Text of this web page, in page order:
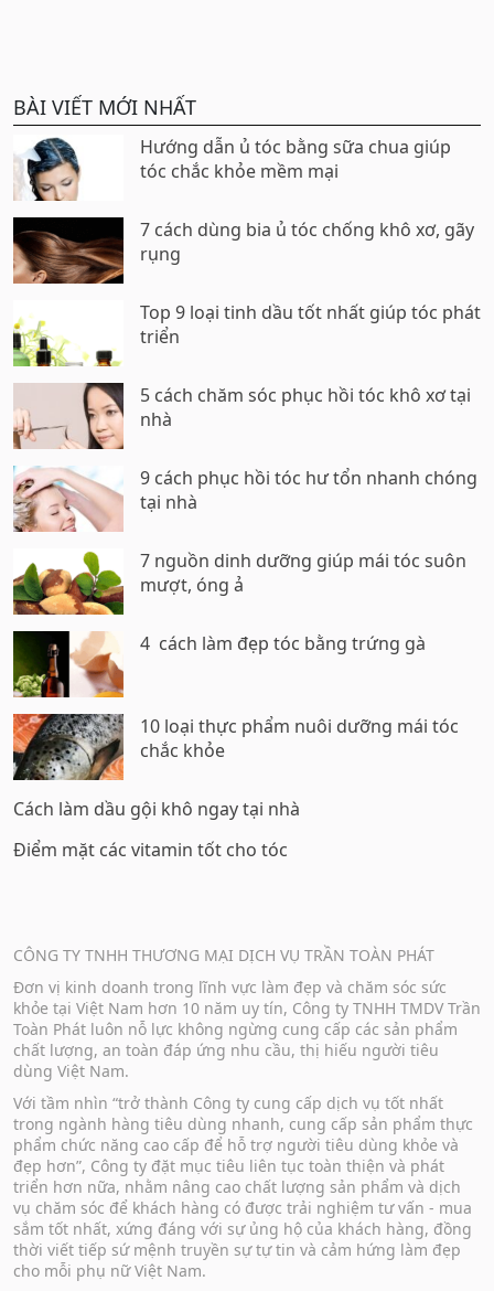
BÀI VIẾT MỚI NHẤT
Hướng dẫn ủ tóc bằng sữa chua giúp
tóc chắc khỏe mềm mại
7 cách dùng bia ủ tóc chống khô xơ, gãy
rụng
Top 9 loại tinh dầu tốt nhất giúp tóc phát
triển
5 cách chăm sóc phục hồi tóc khô xơ tại
nhà
9 cách phục hồi tóc hư tổn nhanh chóng
tại nhà
7 nguồn dinh dưỡng giúp mái tóc suôn
mượt, óng ả
4 cách làm đẹp tóc bằng trứng gà
10 loại thực phẩm nuôi dưỡng mái tóc
chắc khỏe
Cách làm dầu gội khô ngay tại nhà
Điểm mặt các vitamin tốt cho tóc
CÔNG TY TNHH THƯƠNG MẠI DỊCH VỤ TRẦN TOÀN PHÁT
Đơn vị kinh doanh trong lĩnh vực làm đẹp và chăm sóc sức
khỏe tại Việt Nam hơn 10 năm uy tín, Công ty TNHH TMDV Trần
Toàn Phát luôn nỗ lực không ngừng cung cấp các sản phẩm
chất lượng, an toàn đáp ứng nhu cầu, thị hiếu người tiêu
dùng Việt Nam.
Với tầm nhìn “trở thành Công ty cung cấp dịch vụ tốt nhất
trong ngành hàng tiêu dùng nhanh, cung cấp sản phẩm thực
phẩm chức năng cao cấp để hỗ trợ người tiêu dùng khỏe và
đẹp hơn”, Công ty đặt mục tiêu liên tục toàn thiện và phát
triển hơn nữa, nhằm nâng cao chất lượng sản phẩm và dịch
vụ chăm sóc để khách hàng có được trải nghiệm tư vấn - mua
sắm tốt nhất, xứng đáng với sự ủng hộ của khách hàng, đồng
thời viết tiếp sứ mệnh truyền sự tự tin và cảm hứng làm đẹp
cho mỗi phụ nữ Việt Nam.